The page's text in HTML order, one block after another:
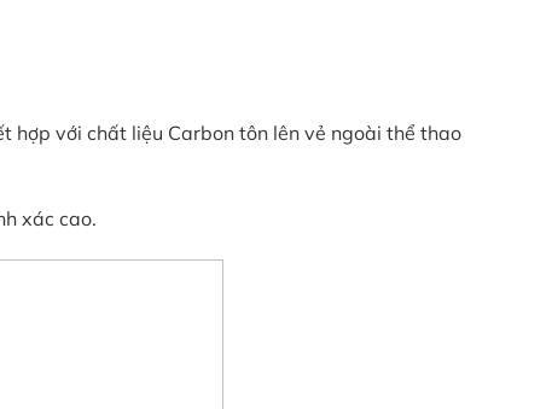
hợp với chất liệu Carbon tôn lên vẻ ngoài thể thao
xác cao.